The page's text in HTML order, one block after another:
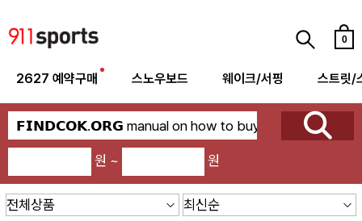
0
2627 예약구매 스노우보드 웨이크/서핑 스트릿/
원 ~ 원